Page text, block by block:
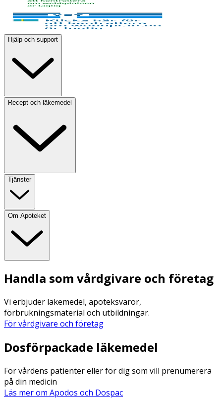
Hjälp och support
Recept och läkemedel
Tjänster
Om Apoteket
Handla som vårdgivare och företag
Vi erbjuder läkemedel, apoteksvaror,
förbrukningsmaterial och utbildningar.
För vårdgivare och företag
Dosförpackade läkemedel
För vårdens patienter eller för dig som vill prenumerera
på din medicin
Läs mer om Apodos och Dospac